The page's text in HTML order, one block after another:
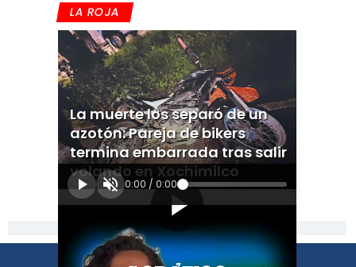
LA ROJA
La muerte los separó de un
azotón: Pareja de bikers
termina embarrada tras salir
volando en Xochimilco
0:00 / 0:00
[Publicidad]